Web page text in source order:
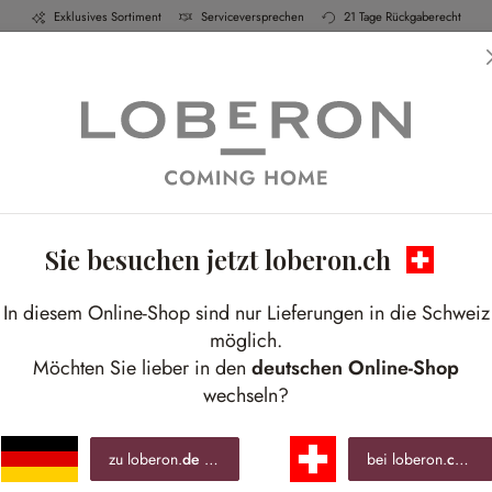
Exklusives Sortiment Serviceversprechen 21 Tage Rückgaberecht
Küche Schlafen Bad
Farmhouse Kitchen
Genussmomente im nostalgischen Landhaus-Style
Sie besuchen jetzt loberon.ch
In diesem Online-Shop sind nur Lieferungen in die Schweiz
möglich.
Möchten Sie lieber in den deutschen Online-Shop
wechseln?
zu loberon.de bei loberon.ch